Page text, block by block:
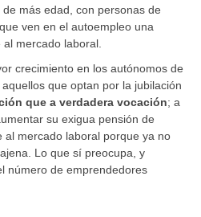
más edad, con personas de
ven en el autoempleo una
mercado laboral.
crecimiento en los autónomos de
que optan por la jubilación
que a verdadera vocación; a
su exigua pensión de
al mercado laboral porque ya no
Lo que sí preocupa, y
número de emprendedores